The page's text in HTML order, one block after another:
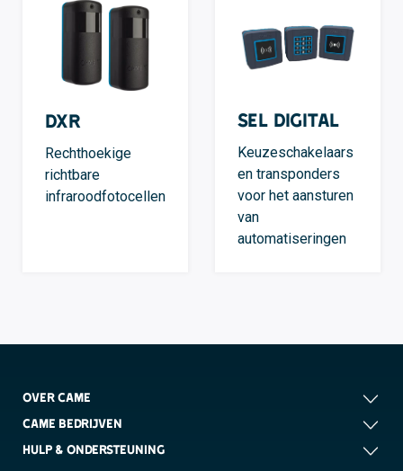
DXR
Rechthoekige
richtbare
infraroodfotocellen
SEL Digital
Keuzeschakelaars
en transponders
voor het aansturen
van
automatiseringen
OVER CAME
CAME BEDRIJVEN
HULP & ONDERSTEUNING